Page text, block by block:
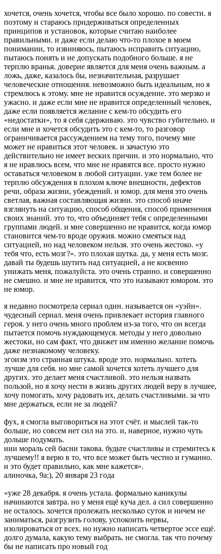
хочется, очень хочется, чтобы все было хорошо. по совести. я
поэтому и стараюсь придерживаться определенных
принципов и установок, которые считаю наиболее
правильными. и даже если делаю что-то плохое в моем
понимании, то извиняюсь, пытаюсь исправить ситуацию,
пытаюсь понять и не допускать подобного больше. я не
терплю вранья. доверие является для меня очень важным. а
ложь, даже, казалось бы, незначительная, разрушает
человеческие отношения. невозможно быть идеальным, но я
стремлюсь к этому. мне не нравится осуждение. это мерзко и
ужасно. и даже если мне не нравится определенный человек,
даже если появляется желание с кем-то обсудить его
«недостатки», то я себя сдерживаю. это чувство губительно. и
если мне и хочется обсудить это с кем-то, то разговор
ограничивается рассуждением на тему того, почему мне
может не нравиться этот человек. и зачастую это
действительно не имеет веских причин. и это нормально, что
я не нравлюсь всем, что мне не нравятся все. просто нужно
оставаться человеком в любой ситуации. уже тем более не
терплю обсуждения в плохом ключе внешности, дефектов
речи, образа жизни, убеждений. и юмор. для меня это очень
светлая, важная составляющая жизни. это способ иначе
взглянуть на ситуацию, способ общения, способ применения
своих знаний. это то, что объединяет тебя с определенными
группами людей. и мне совершенно не нравится, когда юмор
становится чем-то вроде оружия. можно смеяться над
ситуацией, но над человеком нельзя. это очень жестоко. «у
тебя что, есть мозг?». это плохая шутка. да, у меня есть мозг.
давай ты будешь шутить над ситуацией, а не косвенно
унижать меня, пожалуйста. это очень странно. и совершенно
не смешно. и мне не нравится, что это называют юмором. это
не юмор.
я недавно посмотрела сериал один. называется он «уэйн».
чудесный сериал. меня очень привлекает история главного
героя. у него очень много проблем из-за того, что он всегда
пытается помочь нуждающемуся. методы у него довольно
жестоки, но сам факт, что движет им именно желание помочь
даже незнакомому человеку.
эгоизм это странная штука. вроде это. нормально. хотеть
лучше для себя. но мне самой хочется хотеть лучшего для
других. это делает меня счастливой. это нельзя назвать
пользой, но я хочу нести в жизнь других людей веру в лучшее,
хочу помогать, хочу радовать их, делать счастливыми. за что
мне держаться, если не за людей?
фух, я смогла выговориться на этот счёт. и мыслей так-то
больше, но совсем нет сил на это. и, наверное, нужно чуть
дольше подумать.
иии мораль сей басни такова. будьте счастливы и стремитесь к
лучшему!! я верю в то, что все может быть честно и гуманно.
и это будет правильно, как мне кажется».
алиночка, 9а:), 20 января 23 года
«уже 28 декабря. я очень устала. формально каникулы
начинаются завтра. но у меня ещё куча дел. а сил совершенно
не осталось. хочется пролежать несколько суток и ничем не
заниматься, разгрузить голову, успокоить нервы,
изолироваться от всех. но нужно написать четвертое эссе ещё.
долго думала, какую тему выбрать. не смогла. так что почему
бы не написать про новый год